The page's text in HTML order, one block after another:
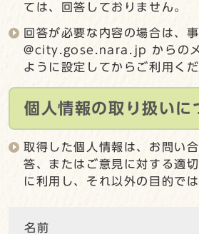
ては、回答しておりません。
回答が必要な内容の場合は、
@city.gose.nara.jp からのメ
ように設定してからご利用くだ
個人情報の取り扱いに
取得した個人情報は、お問い
答、またはご意見に対する適
に利用し、それ以外の目的で
名前